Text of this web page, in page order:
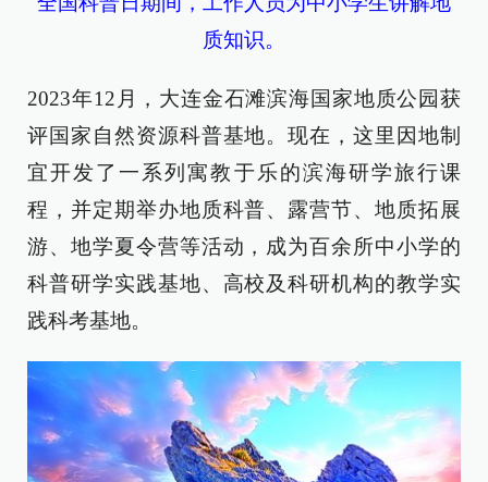
质知识。
2023年12月，大连金石滩滨海国家地质公园获
评国家自然资源科普基地。现在，这里因地制
宜开发了一系列寓教于乐的滨海研学旅行课
程，并定期举办地质科普、露营节、地质拓展
游、地学夏令营等活动，成为百余所中小学的
科普研学实践基地、高校及科研机构的教学实
践科考基地。